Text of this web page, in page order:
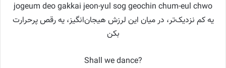
jogeum deo gakkai jeon-yul sog geochin chum-eul chwo
یه کم نزدیک‌تر، در میان این لرزش هیجان‌انگیز، یه رقص پرحرارت
بکن
Shall we dance?